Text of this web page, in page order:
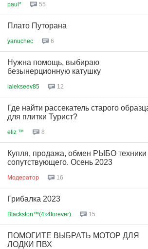
paul* 55
Плато Путорана
yanuchec 6
Нужна помощь, выбираю
безынерционную катушку
ialekseev85 12
Где найти рассекатель старого
для плитки Турист?
eliz ™ 8
Купля, продажа, обмен РЫБО техники
сопутствующего. Осень 2023
Модератор 16
Грибалка 2023
Blackston™(4х4forever) 15
ПОМОГИТЕ ВЫБРАТЬ МОТОР ДЛЯ
ЛОДКИ ПВХ